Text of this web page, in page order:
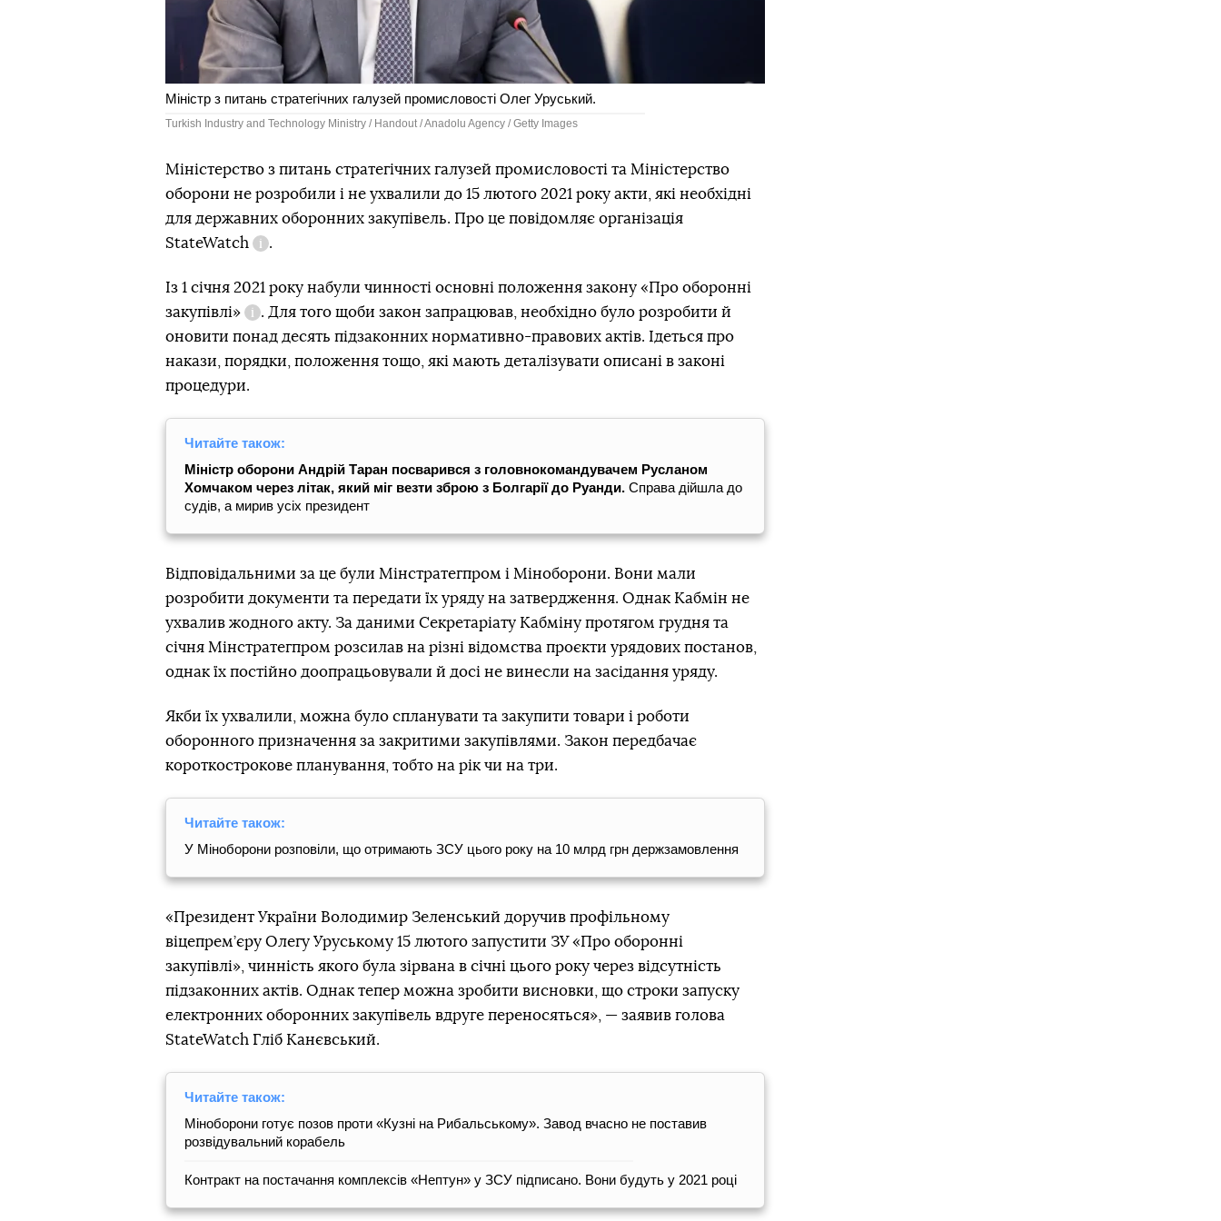
Міністр з питань стратегічних галузей промисловості Олег Уруський.
Turkish Industry and Technology Ministry / Handout / Anadolu Agency / Getty Images
Міністерство з питань стратегічних галузей промисловості та Міністерство
оборони не розробили і не ухвалили до 15 лютого 2021 року акти, які необхідні
для державних оборонних закупівель. Про це повідомляє організація
StateWatch
Довідка
StateWatch
.
Із 1 січня 2021 року набули чинності основні положення закону «Про оборонні
закупівлі»
Довідка
. Для того щоби закон запрацював, необхідно було розробити й
оновити понад десять підзаконних нормативно-правових актів. Ідеться про
накази, порядки, положення тощо, які мають деталізувати описані в законі
процедури.
Читайте також:
Міністр оборони Андрій Таран посварився з головнокомандувачем Русланом
Хомчаком через літак, який міг везти зброю з Болгарії до Руанди. Справа дійшла до
судів, а мирив усіх президент
Відповідальними за це були Мінстратегпром і Міноборони. Вони мали
розробити документи та передати їх уряду на затвердження. Однак Кабмін не
ухвалив жодного акту. За даними Секретаріату Кабміну протягом грудня та
січня Мінстратегпром розсилав на різні відомства проєкти урядових постанов,
однак їх постійно доопрацьовували й досі не винесли на засідання уряду.
Якби їх ухвалили, можна було спланувати та закупити товари і роботи
оборонного призначення за закритими закупівлями. Закон передбачає
короткострокове планування, тобто на рік чи на три.
Читайте також:
У Міноборони розповіли, що отримають ЗСУ цього року на 10 млрд грн держзамовлення
«Президент України Володимир Зеленський доручив профільному
віцепрем’єру Олегу Уруському 15 лютого запустити ЗУ «Про оборонні
закупівлі», чинність якого була зірвана в січні цього року через відсутність
підзаконних актів. Однак тепер можна зробити висновки, що строки запуску
електронних оборонних закупівель вдруге переносяться», — заявив голова
StateWatch Гліб Канєвський.
Читайте також:
Міноборони готує позов проти «Кузні на Рибальському». Завод вчасно не поставив
розвідувальний корабель
Контракт на постачання комплексів «Нептун» у ЗСУ підписано. Вони будуть у 2021 році